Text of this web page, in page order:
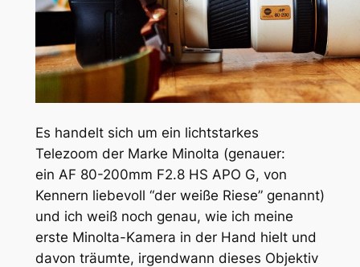
Es handelt sich um ein lichtstarkes
Telezoom der Marke Minolta (genauer:
ein AF 80-200mm F2.8 HS APO G, von
Kennern liebevoll “der weiße Riese” genannt)
und ich weiß noch genau, wie ich meine
erste Minolta-Kamera in der Hand hielt und
davon träumte, irgendwann dieses Objektiv